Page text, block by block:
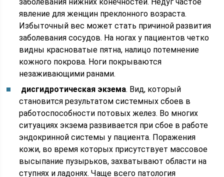
явление для женщин преклонного возраста.
Избыточный вес может стать причиной развития
заболевания сосудов. На ногах у пациентов четко
видны красноватые пятна, налицо потемнение
кожного покрова. Ноги покрываются
незаживающими ранами.
дисгидротическая экзема. Вид, который
становится результатом системных сбоев в
работоспособности потовых желез. Во многих
ситуациях экзема развивается при сбое в работе
эндокринной системы у пациента. Поражения
кожи, во время которых присутствует массовое
высыпание пузырьков, захватывают области на
ступнях и ладонях. Чаще всего патология